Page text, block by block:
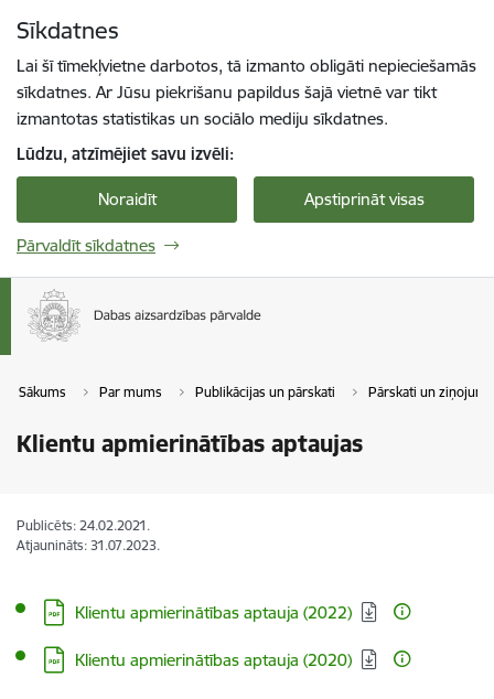
Sīkdatnes
Lai šī tīmekļvietne darbotos, tā izmanto obligāti nepieciešamās
sīkdatnes. Ar Jūsu piekrišanu papildus šajā vietnē var tikt
izmantotas statistikas un sociālo mediju sīkdatnes.
Lūdzu, atzīmējiet savu izvēli:
Noraidīt Apstiprināt visas
Pārvaldīt sīkdatnes
Sākums Par mums Publikācijas un pārskati Pārskati un ziņojumi
Klientu apmierinātības aptaujas
Publicēts: 24.02.2021.
Atjaunināts: 31.07.2023.
Lejupielādēt:
Klientu apmierinātības aptauja (2022)
Lejupielādēt:
Klientu apmierinātības aptauja (2020)